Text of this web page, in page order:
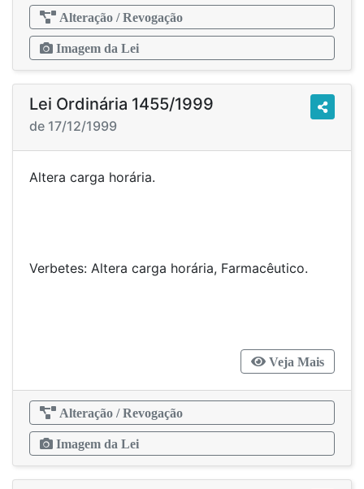
Alteração / Revogação
Imagem da Lei
Lei Ordinária 1455/1999
de 17/12/1999
Altera carga horária.
Verbetes: Altera carga horária, Farmacêutico.
Veja Mais
Alteração / Revogação
Imagem da Lei